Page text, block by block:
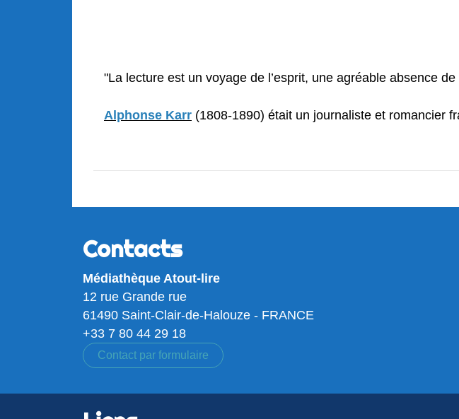
"La lecture est un voyage de l’esprit, une agréable absence
Alphonse Karr (1808-1890) était un journaliste et romancier
Contacts
Médiathèque Atout-lire
12 rue Grande rue
61490 Saint-Clair-de-Halouze - FRANCE
+33 7 80 44 29 18
Contact par formulaire